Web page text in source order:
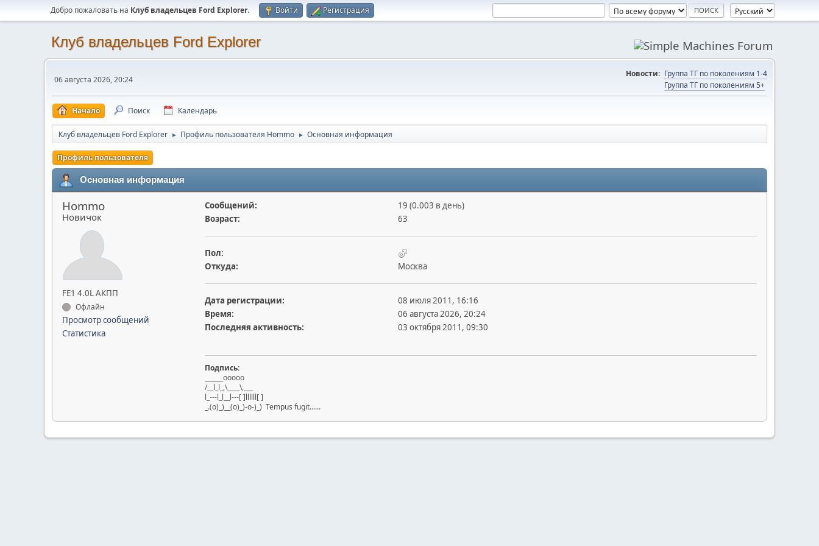
Добро пожаловать на Клуб владельцев Ford Explorer. Войти Регистрация
Клуб владельцев Ford Explorer
06 августа 2026, 20:24
Новости: Группа ТГ по поколениям 1-4
Группа ТГ по поколениям 5+
Начало Поиск Календарь
Клуб владельцев Ford Explorer ► Профиль пользователя Hommo ► Основная информация
Профиль пользователя
Основная информация
Hommo
Новичок
FE1 4.0L АКПП
Офлайн
Просмотр сообщений
Статистика
Сообщений:
19 (0.003 в день)
Возраст:
63
Пол:
Откуда:
Москва
Дата регистрации:
08 июля 2011, 16:16
Время:
06 августа 2026, 20:24
Последняя активность:
03 октября 2011, 09:30
Подпись:
______ooooo
/__l_l_,\____\,___
l_---l_l__l---[ ]llllll[ ]
_.(o)_)__(o)_)-o-)_) Tempus fugit......